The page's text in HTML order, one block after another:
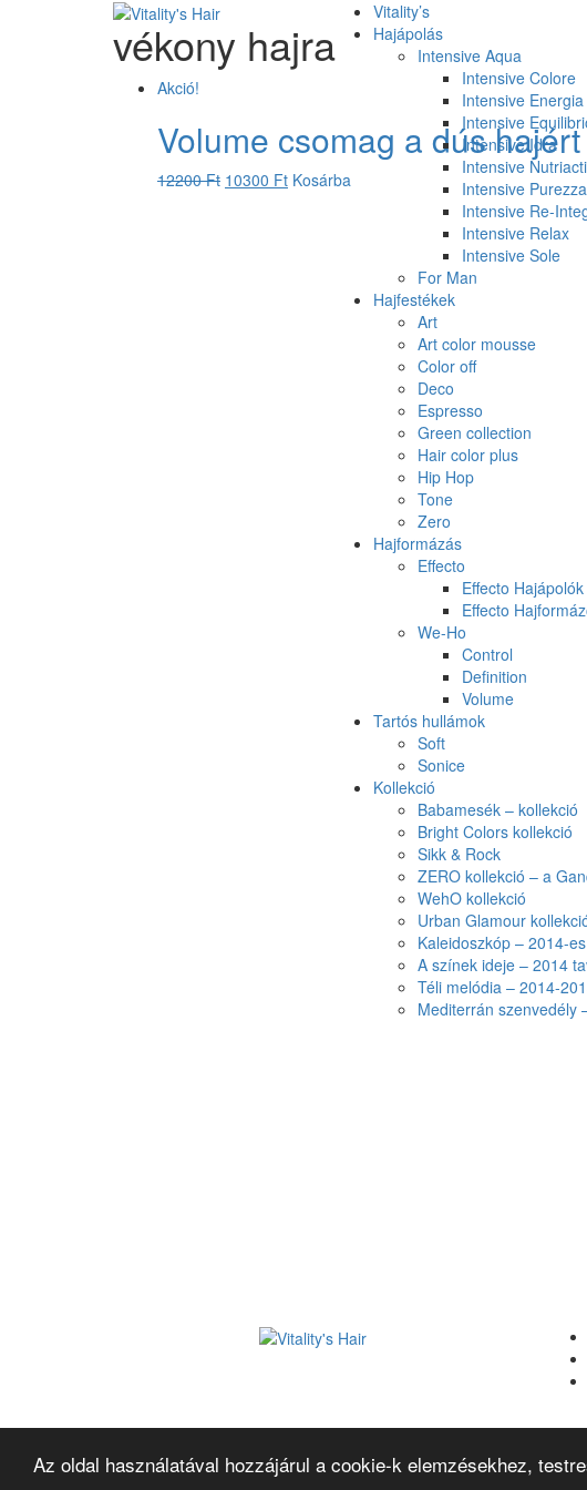
Az oldal használatával hozzájárul a cookie-k elemzésekhez,
Vitality’s
Hajápolás
Intensive Aqua
Intensive Colore
Intensive Energia
Intensive
Intensive Idra
Intensive
Intensive Purezza
Intensive Re-
Intensive Relax
Intensive Sole
For Man
Hajfestékek
Art
Art color mousse
Color off
Deco
Espresso
Green collection
Hair color plus
Hip Hop
Tone
Zero
Hajformázás
Effecto
Effecto Hajápolók
Effecto
We-Ho
Control
Definition
Volume
Tartós hullámok
Soft
Sonice
Kollekció
Babamesék – kollekció
Bright Colors kollekció
Sikk & Rock
ZERO kollekció – a
WehO kollekció
Urban Glamour
Kaleidoszkóp – 2014-
A színek ideje – 2014
Téli melódia – 2014-
Mediterrán szenvedély
vékony hajra
Akció!
Volume csomag a dús hajért
12200Ft 10300 Ft Kosárba